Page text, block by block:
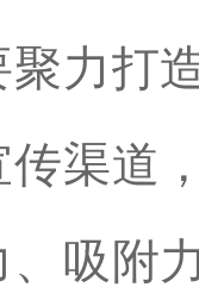
聚力打
传渠道
吸附